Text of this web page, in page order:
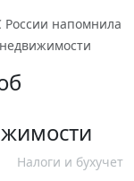
напомнила
Налоги и бухучет